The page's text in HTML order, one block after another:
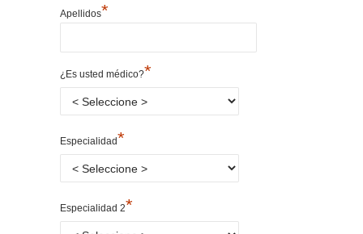
Apellidos*
¿Es usted médico?*
Especialidad*
Especialidad 2*